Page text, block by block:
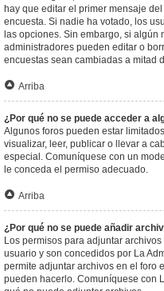
hay que editar el primer mensaje
encuesta. Si nadie ha votado, los
las opciones. Sin embargo, si
administradores pueden editar o
encuestas sean cambiadas a mitad
Arriba
¿Por qué no se puede acceder a
Algunos foros pueden estar
visualizar, leer, publicar o llevar a
especial. Comuníquese con un
le conceda el permiso adecuado.
Arriba
¿Por qué no se puede añadir
Los permisos para adjuntar
usuario y son concedidos por La
permite adjuntar archivos en el foro
pueden hacerlo. Comuníquese con